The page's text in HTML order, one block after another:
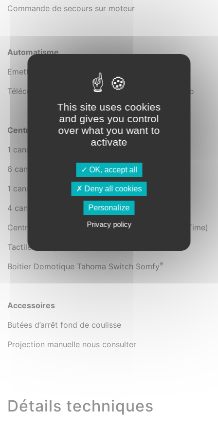
Commande de secours sur moteur
Automatisme
Emetteur individuel design Nice
Télécommande individuelle Somfy
AMY RS 100 io
Centralisation
1 canal P1 Nice
6 canaux P6 Nice
1 canal Somfy
Situo 1 io
4 canaux Somfy
Situo 5 io
Centrale radio Nice
avec Horloge intégrée (Era Time)
Tactile Somfy
Boitier Domotique Tahoma Switch Somfy®
Accessoires
Butées d’arrêt fond de coulisse
Projection manuelle nous consulter
Détails techniques
This site uses cookies
and gives you control
over what you want to
activate
OK, accept all
Deny all cookies
Personalize
Privacy policy